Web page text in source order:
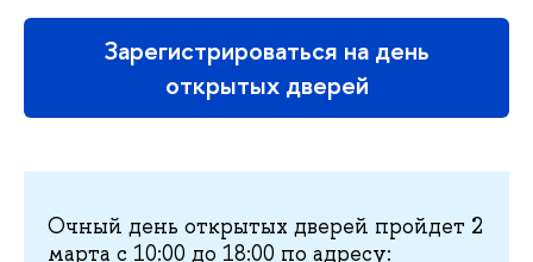
Зарегистрироваться на день
открытых дверей
Очный день открытых дверей пройдет 2
марта с 10:00 до 18:00 по адресу: